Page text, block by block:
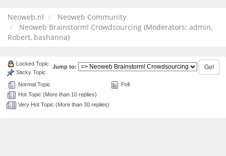
Neoweb.nl
Neoweb Community
Neoweb Brainstorm! Crowdsourcing (Moderators: admin,
Robert, bashanna)
Jump to:
Normal Topic
Hot Topic (More than 10 replies)
Very Hot Topic (More than 30 replies)
Locked Topic
Sticky Topic
Poll